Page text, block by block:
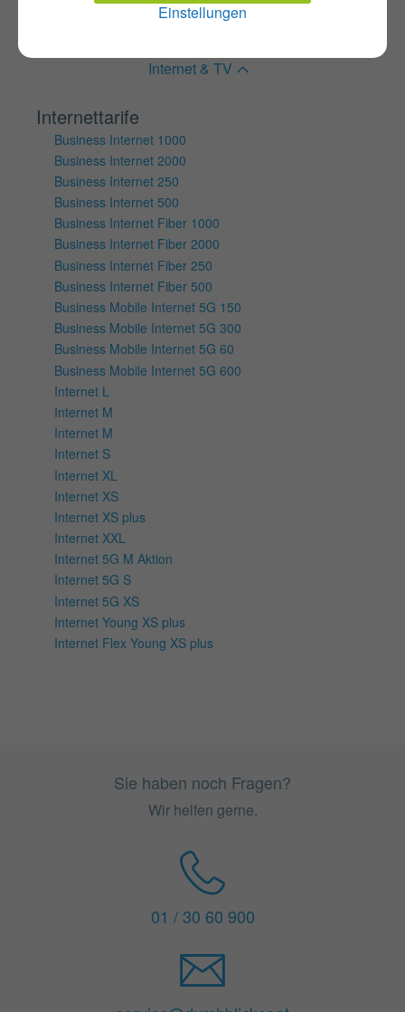
Einstellungen
Mobile Internet Klax M
Internet & TV
Internettarife
Business Internet 1000
Business Internet 2000
Business Internet 250
Business Internet 500
Business Internet Fiber 1000
Business Internet Fiber 2000
Business Internet Fiber 250
Business Internet Fiber 500
Business Mobile Internet 5G 150
Business Mobile Internet 5G 300
Business Mobile Internet 5G 60
Business Mobile Internet 5G 600
Internet L
Internet M
Internet M
Internet S
Internet XL
Internet XS
Internet XS plus
Internet XXL
Internet 5G M Aktion
Internet 5G S
Internet 5G XS
Internet Young XS plus
Internet Flex Young XS plus
Sie haben noch Fragen?
Wir helfen gerne.
01 / 30 60 900